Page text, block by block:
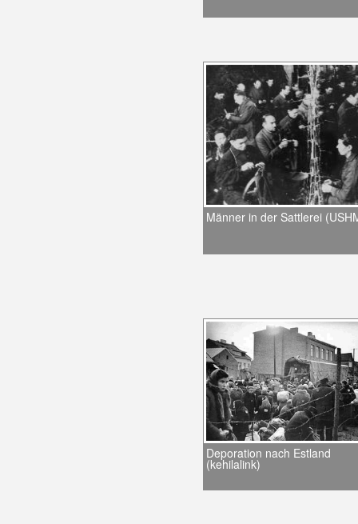
Männer in der Sattlerei
Deporation nach Estland
(kehilalink)